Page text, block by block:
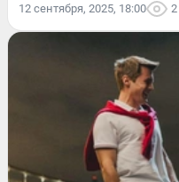
12 сентября, 2025, 18:00